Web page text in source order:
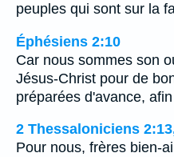
peuples qui sont sur la
Éphésiens 2:10
Car nous sommes son
Jésus-Christ pour de
préparées d'avance,
2 Thessaloniciens
Pour nous, frères bien-